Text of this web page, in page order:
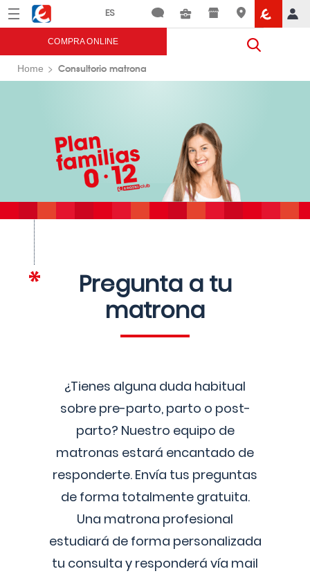
Menú Eroski
COMPRA ONLINE
Home Consultorio matrona
Pregunta a tu
matrona
¿Tienes alguna duda habitual
sobre pre-parto, parto o post-
parto? Nuestro equipo de
matronas estará encantado de
responderte. Envía tus preguntas
de forma totalmente gratuita.
Una matrona profesional
estudiará de forma personalizada
tu consulta y responderá vía mail